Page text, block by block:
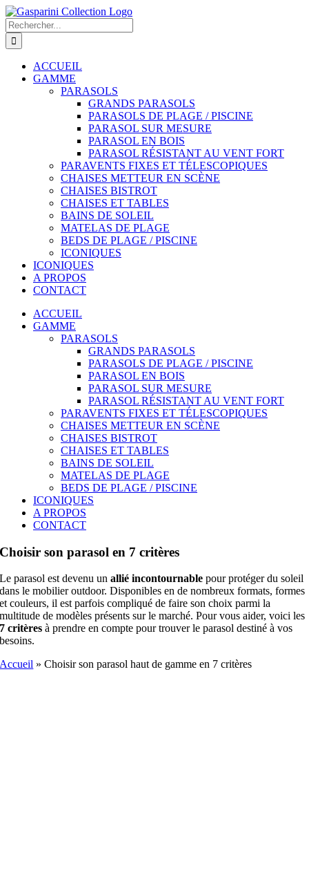
Passer
au
contenu
Rechercher:
ACCUEIL
GAMME
PARASOLS
GRANDS PARASOLS
PARASOLS DE PLAGE / PISCINE
PARASOL SUR MESURE
PARASOL EN BOIS
PARASOL RÉSISTANT AU VENT FORT
PARAVENTS FIXES ET TÉLESCOPIQUES
CHAISES METTEUR EN SCÈNE
CHAISES BISTROT
CHAISES ET TABLES
BAINS DE SOLEIL
MATELAS DE PLAGE
BEDS DE PLAGE / PISCINE
ICONIQUES
ICONIQUES
A PROPOS
CONTACT
ACCUEIL
GAMME
PARASOLS
GRANDS PARASOLS
PARASOLS DE PLAGE / PISCINE
PARASOL EN BOIS
PARASOL SUR MESURE
PARASOL RÉSISTANT AU VENT FORT
PARAVENTS FIXES ET TÉLESCOPIQUES
CHAISES METTEUR EN SCÈNE
CHAISES BISTROT
CHAISES ET TABLES
BAINS DE SOLEIL
MATELAS DE PLAGE
BEDS DE PLAGE / PISCINE
ICONIQUES
A PROPOS
CONTACT
Choisir son parasol en 7 critères
Le parasol est devenu unallié incontournable pour protéger du soleil
dans le mobilier outdoor. Disponibles en de nombreux formats, formes
et couleurs, il est parfois compliqué de faire son choix parmi la
multitude de modèles présents sur le marché. Pour vous aider, voici les
7 critères à prendre en compte pour trouver le parasol destiné à vos
besoins.
Accueil »Choisir son parasol haut de gamme en 7 critères